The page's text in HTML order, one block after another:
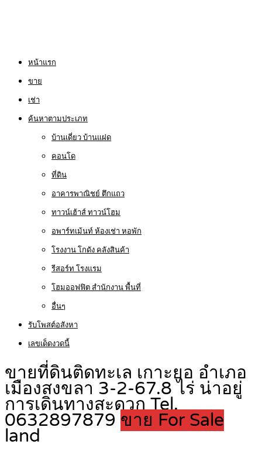
หน้าแรก
ขาย
เช่า
ค้นหาตามประเภท
บ้านเดี่ยว บ้านแฝด
คอนโด
ที่ดิน
อาคารพาณิชย์ ตึกแถว
ทาวน์เฮ้าส์ ทาวน์โฮม
อพาร์ทเม้นท์ ห้องเช่า หอพัก
โรงงาน โกดัง คลังสินค้า
รีสอร์ท โรงแรม
โฮมออฟฟิต สำนักงาน พื้นที่
อื่นๆ
รับโพสต์อสังหา
เลขเด็ดงวดนี้
ขายที่ดินติดทะเล เกาะยอ อำเภอ
เมืองสงขลา 3-2-67.8 ไร่ น่าอยู่
การเดินทางสะดวก Tel.
0632897879 ขาย For Sale
land